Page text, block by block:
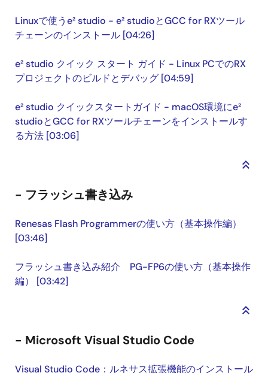
Linuxで使うe² studio - e² studioとGCC for RXツール
チェーンのインストール [04:26]
e² studio クイック スタート ガイド - Linux PCでのRX
プロジェクトのビルドとデバッグ [04:59]
e² studio クイックスタートガイド - macOS環境にe²
studioとGCC for RXツールチェーンをインストールす
る方法 [03:06]
keyboard_double_arrow_up
- フラッシュ書き込み
Renesas Flash Programmerの使い方（基本操作編）
[03:46]
フラッシュ書き込み紹介 PG-FP6の使い方（基本操作
編） [03:42]
keyboard_double_arrow_up
- Microsoft Visual Studio Code
Visual Studio Code：ルネサス拡張機能のインストール